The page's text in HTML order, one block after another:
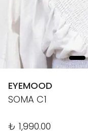
EYEMOOD
SOMA C1
₺ 1,990.00